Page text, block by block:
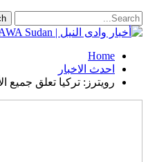
Home
احدث الاخبار
رويترز: تركيا تعلق جميع